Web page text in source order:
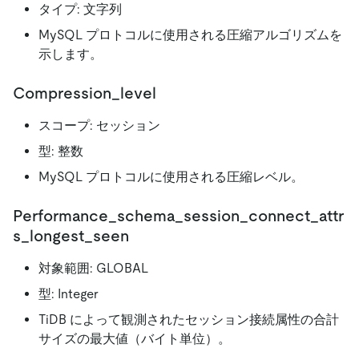
タイプ: 文字列
MySQL プロトコルに使用される圧縮アルゴリズムを
示します。
Compression_level
スコープ: セッション
型: 整数
MySQL プロトコルに使用される圧縮レベル。
Performance_schema_session_connect_attr
s_longest_seen
対象範囲: GLOBAL
型: Integer
TiDB によって観測されたセッション接続属性の合計
サイズの最大値（バイト単位）。